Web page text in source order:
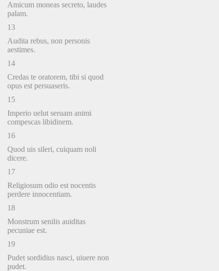
Amicum moneas secreto, laudes
palam.
13
Audita rebus, non personis
aestimes.
14
Credas te oratorem, tibi si quod
opus est persuaseris.
15
Imperio uelut seruam animi
compescas libidinem.
16
Quod uis sileri, cuiquam noli
dicere.
17
Religiosum odio est nocentis
perdere innocentiam.
18
Monstrum senilis auiditas
pecuniae est.
19
Pudet sordidius nasci, uiuere non
pudet.